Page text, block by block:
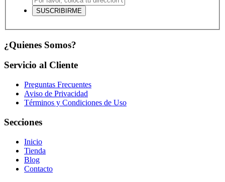
¿Quienes Somos?
Servicio al Cliente
Preguntas Frecuentes
Aviso de Privacidad
Términos y Condiciones de Uso
Secciones
Inicio
Tienda
Blog
Contacto